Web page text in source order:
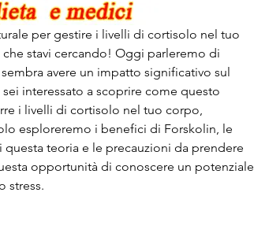
per gestire i livelli di cortisolo nel tuo
stavi cercando! Oggi parleremo di
avere un impatto significativo sul
interessato a scoprire come questo
i livelli di cortisolo nel tuo corpo,
esploreremo i benefici di Forskolin, le
teoria e le precauzioni da prendere
opportunità di conoscere un potenziale
stress.